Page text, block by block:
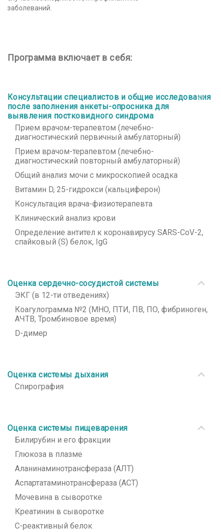
заболеваний.
Программа включает в себя:
Консультации специалистов и общие исследования
после заполнения анкеты-опросника для
выявления постковидного синдрома
Прием врачом-терапевтом (лечебно-
диагностический первичный амбулаторный)
Прием врачом-терапевтом (лечебно-
диагностический повторный амбулаторный)
Общий анализ мочи с микроскопией осадка
Витамин D, 25-гидрокси (кальциферон)
Консультация врача-физиотерапевта
Клинический анализ крови
Определение антител к коронавирусу SARS-CoV-2,
спайковый (S) белок, IgG
Оценка сердечно-сосудистой системы
ЭКГ (в 12-ти отведениях)
Коагулограмма №2 (МНО, ПТИ, ПВ, ПО, фибриноген,
АЧТВ, Тромбиновое время)
D-димер
Оценка системы дыхания
Спирография
Оценка системы пищеварения
Билирубин и его фракции
Глюкоза в плазме
Аланинаминотрансфераза (АЛТ)
Аспартатаминотрансфераза (АСТ)
Мочевина в сыворотке
Креатинин в сыворотке
С-реактивный белок